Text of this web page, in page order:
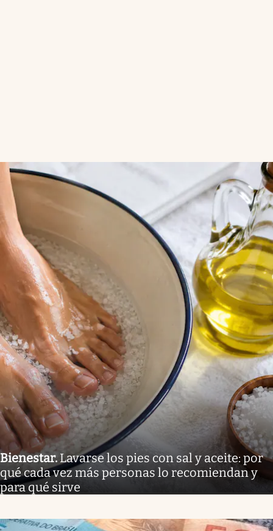
Bienestar.Lavarse los pies con sal y aceite: por
qué cada vez más personas lo recomiendan y
para qué sirve